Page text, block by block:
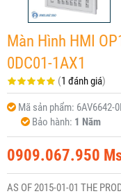
Màn Hình HMI
0DC01-1AX1
(1 đánh giá)
Mã sản phẩm: 6AV6642-
Bảo hành: 1 Năm
0909.067.950
AS OF 2015-01-01 THE